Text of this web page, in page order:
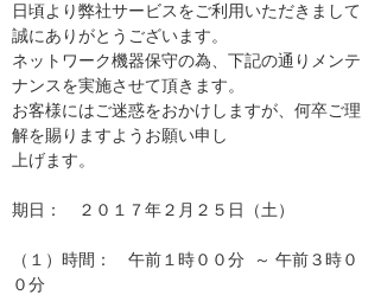
日頃より弊社サービスをご利用いただきまして
誠にありがとうございます。
ネットワーク機器保守の為、下記の通りメンテ
ナンスを実施させて頂きます。
お客様にはご迷惑をおかけしますが、何卒ご理
解を賜りますようお願い申し
上げます。
期日：　２０１７年２月２５日（土）
（１）時間：　午前１時００分  ～ 午前３時０
０分